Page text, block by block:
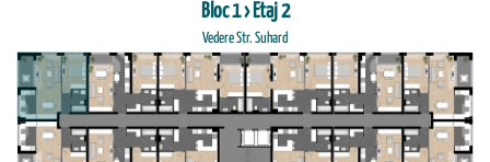
Bloc 1 › Etaj 2
Vedere Str. Suhard